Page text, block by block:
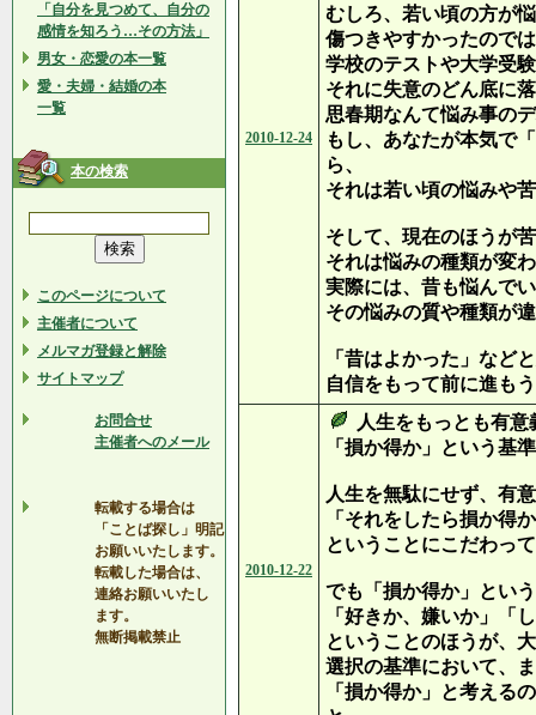
「自分を見つめて、自分の
感情を知ろう…その方法」
男女・恋愛の本一覧
愛・夫婦・結婚の本
一覧
本の検索
このページについて
主催者について
メルマガ登録と解除
サイトマップ
お問合せ
主催者へのメール
転載する場合は
「ことば探し」明記
お願いいたします。
転載した場合は、
連絡お願いいたし
ます。
無断掲載禁止
2010-12-24
むしろ、若い頃の方が
傷つきやすかったので
学校のテストや大学受
それに失意のどん底に
思春期なんて悩み事の
もし、あなたが本気で
ら、
それは若い頃の悩みや
そして、現在のほうが
それは悩みの種類が変
実際には、昔も悩んで
その悩みの質や種類が
「昔はよかった」など
自信をもって前に進も
2010-12-22
人生をもっとも有
「損か得か」という基
人生を無駄にせず、有
「それをしたら損か得
ということにこだわっ
でも「損か得か」とい
「好きか、嫌いか」「
ということのほうが、
選択の基準において、
「損か得か」と考える